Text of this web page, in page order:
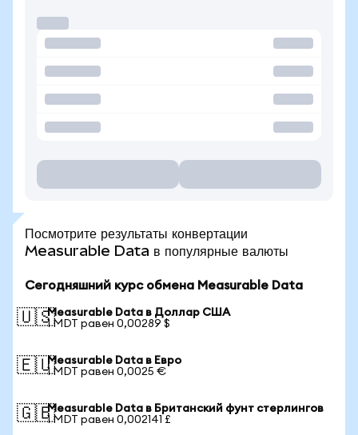
Посмотрите результаты конвертации
Measurable Data в популярные валюты
Сегодняшний курс обмена Measurable Data
🇺🇸Measurable Data в Доллар США
1 MDT равен 0,00289 $
🇪🇺Measurable Data в Евро
1 MDT равен 0,0025 €
🇬🇧Measurable Data в Британский фунт стерлингов
1 MDT равен 0,002141 £